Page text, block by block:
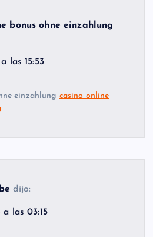
bonus ohne einzahlung
las 15:53
einzahlung casino online
dijo:
las 03:15